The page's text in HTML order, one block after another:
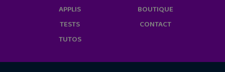
APPLIS
TESTS
TUTOS
BOUTIQUE
CONTACT